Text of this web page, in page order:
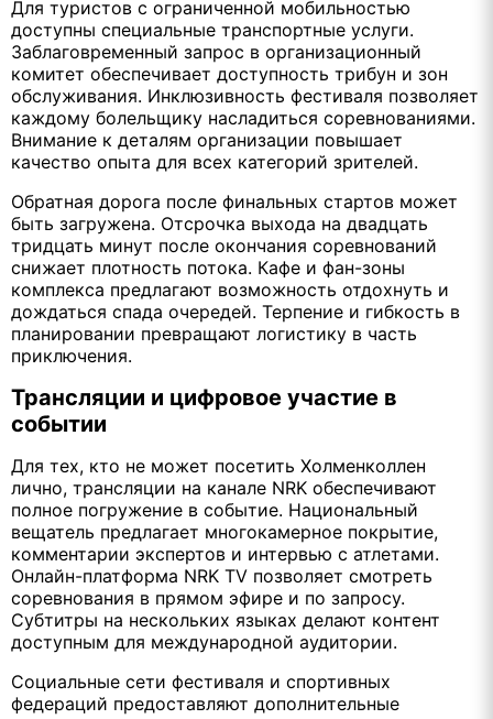
Для туристов с ограниченной мобильностью
доступны специальные транспортные услуги.
Заблаговременный запрос в организационный
комитет обеспечивает доступность трибун и зон
обслуживания. Инклюзивность фестиваля позволяет
каждому болельщику насладиться соревнованиями.
Внимание к деталям организации повышает
качество опыта для всех категорий зрителей.
Обратная дорога после финальных стартов может
быть загружена. Отсрочка выхода на двадцать
тридцать минут после окончания соревнований
снижает плотность потока. Кафе и фан-зоны
комплекса предлагают возможность отдохнуть и
дождаться спада очередей. Терпение и гибкость в
планировании превращают логистику в часть
приключения.
Трансляции и цифровое участие в
событии
Для тех, кто не может посетить Холменколлен
лично, трансляции на канале NRK обеспечивают
полное погружение в событие. Национальный
вещатель предлагает многокамерное покрытие,
комментарии экспертов и интервью с атлетами.
Онлайн-платформа NRK TV позволяет смотреть
соревнования в прямом эфире и по запросу.
Субтитры на нескольких языках делают контент
доступным для международной аудитории.
Социальные сети фестиваля и спортивных
федераций предоставляют дополнительные